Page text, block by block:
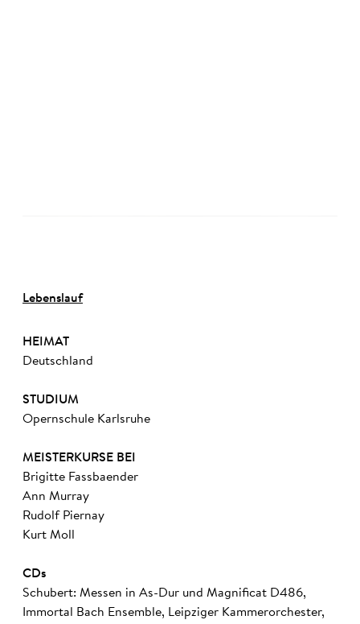
Lebenslauf
HEIMAT
Deutschland
STUDIUM
Opernschule Karlsruhe
MEISTERKURSE BEI
Brigitte Fassbaender
Ann Murray
Rudolf Piernay
Kurt Moll
CDs
Schubert: Messen in As-Dur und Magnificat D486,
Immortal Bach Ensemble, Leipziger Kammerorchester,